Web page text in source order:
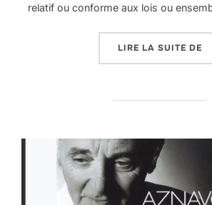
relatif ou conforme aux lois ou
LIRE LA SUITE DE